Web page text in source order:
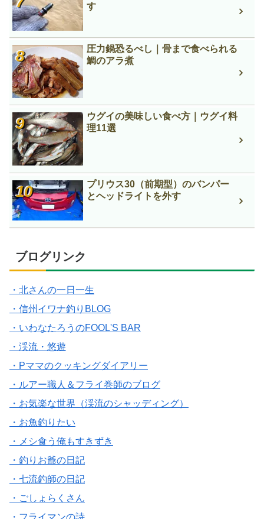
す
圧力鍋恐るべし｜骨まで食べられる
鯛のアラ煮
ウグイの美味しい食べ方｜ウグイ料
理11選
プリウス30（前期型）のバンパー
とヘッドライトを外す
ブログリンク
・北さんの一日一生
・信州イワナ釣りBLOG
・いわなたろうのFOOL'S BAR
・渓流・悠遊
・Pママのクッキングダイアリー
・ルアー職人＆フライ巻師のブログ
・お気楽な世界（渓流のシャッディング）
・お魚釣りたい
・メシ食う俺もすきずき
・釣りお爺の日記
・七流釣師の日記
・ごしょらくさん
・フライマンの詩